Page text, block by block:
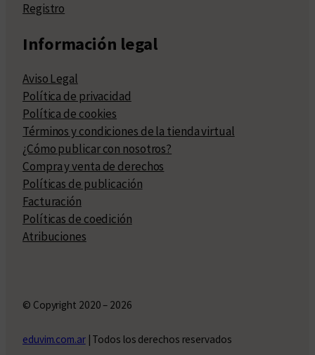
Registro
Información legal
Aviso Legal
Política de privacidad
Política de cookies
Términos y condiciones de la tienda virtual
¿Cómo publicar con nosotros?
Compra y venta de derechos
Políticas de publicación
Facturación
Políticas de coedición
Atribuciones
© Copyright 2020 – 2026
eduvim.com.ar| Todos los derechos reservados